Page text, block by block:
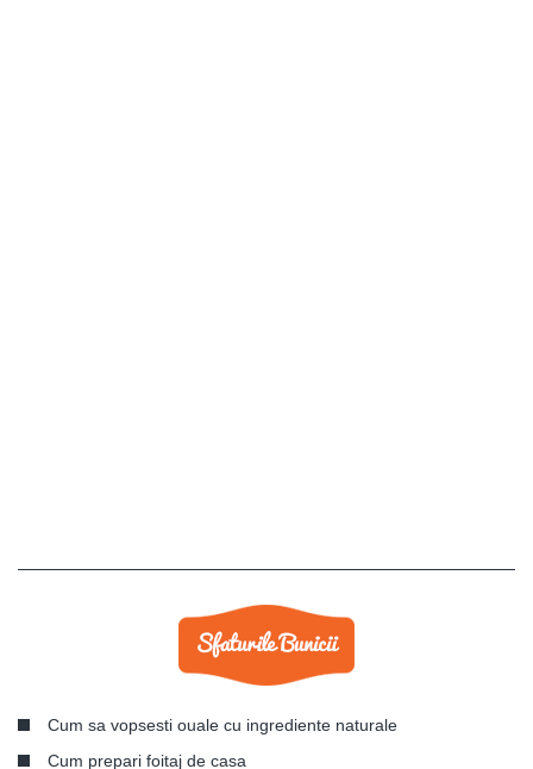
Cum sa vopsesti ouale cu ingrediente naturale
Cum prepari foitaj de casa